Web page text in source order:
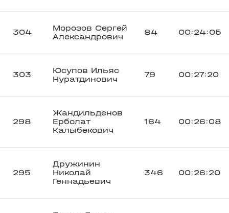
304
Морозов Сергей
Александрович
84 00:24:05
303
Юсупов Ильяс
Нуратдинович
79 00:27:20
298
Жандильденов
Ерболат
Калыбекович
164 00:26:08
295
Дружинин
Николай
Геннадьевич
346 00:26:20